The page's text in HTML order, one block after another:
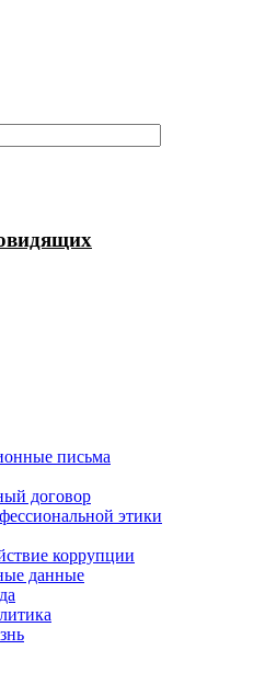
письма
договор
этики
коррупции
данные